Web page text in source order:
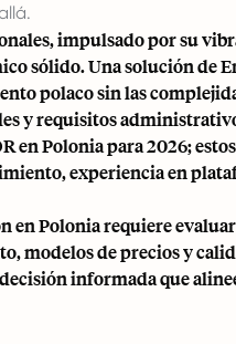
impulsado por su
sólido. Una solución de
polaco sin las
y requisitos
en Polonia para 2026;
experiencia en
en Polonia requiere evaluar
modelos de precios y
informada que